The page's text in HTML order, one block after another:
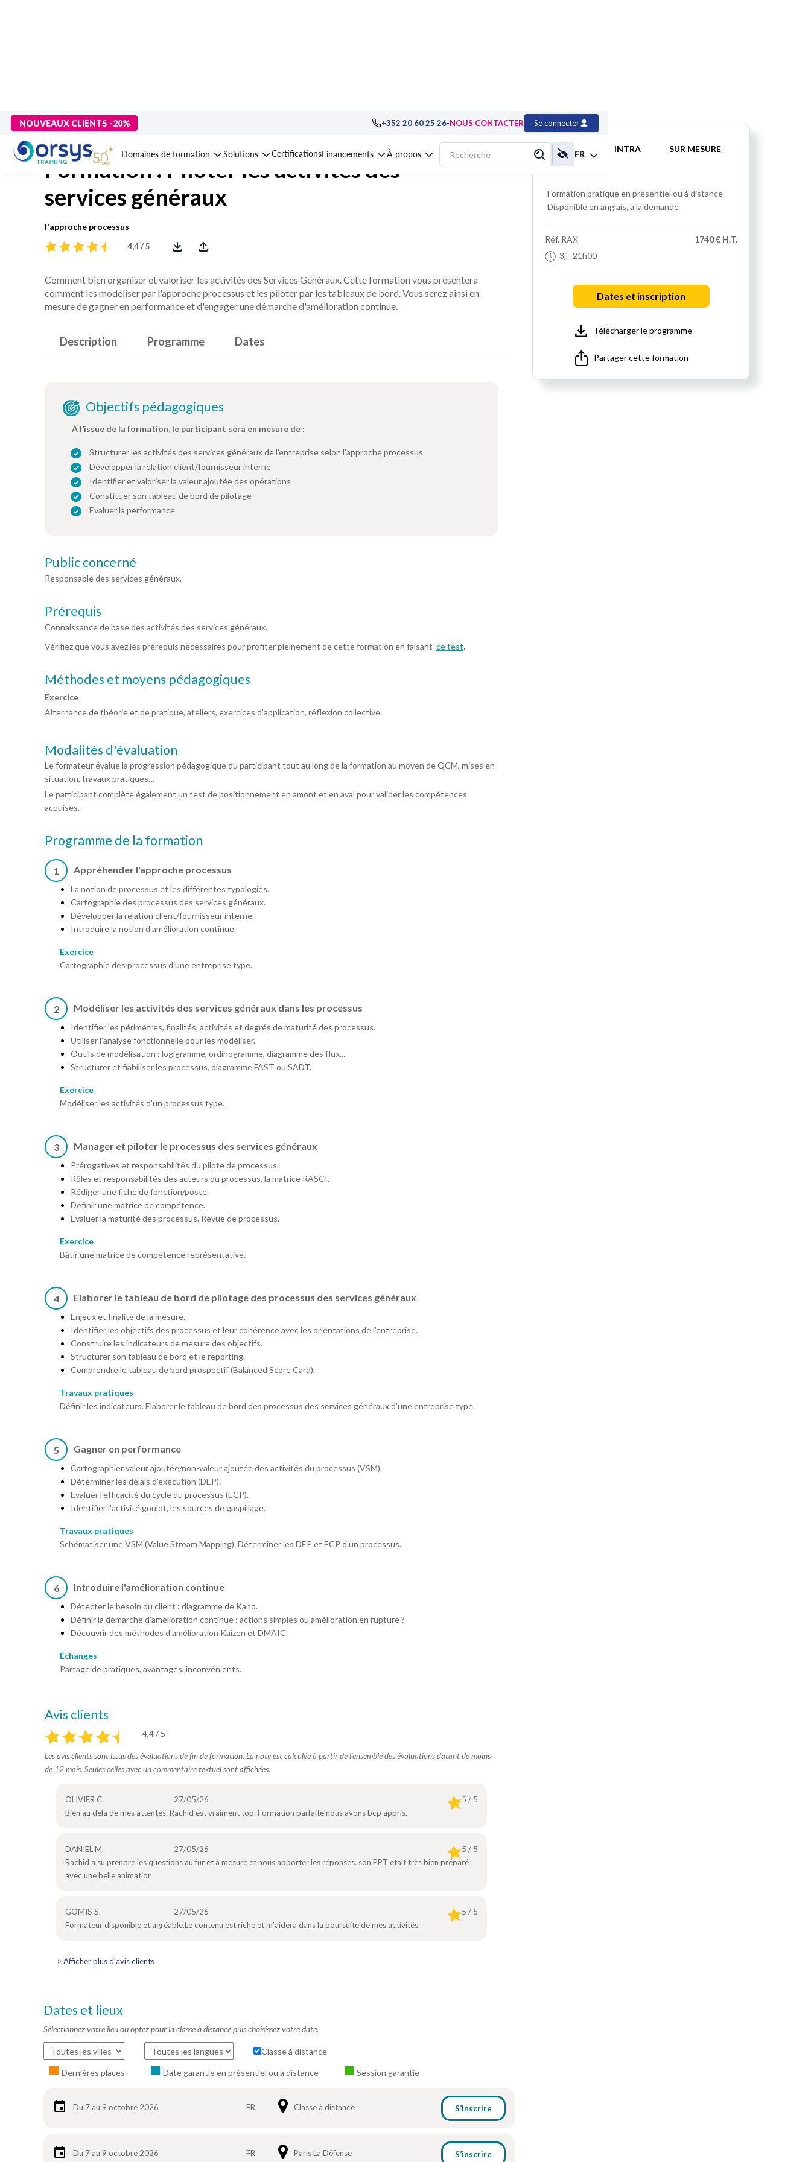
NOUVEAUX CLIENTS -20% +352 20 60 25 26-NOUS CONTACTER Se connecter
Domaines de formation Solutions CertificationsFinancements À propos FR
> Formations>Compétences métiers Formation Piloter les activités des services généraux
Formation : Piloter les activités des
services généraux
l'approche processus
4,4 / 5
INTER INTRA SUR MESURE
Formation pratique en présentiel ou à distance
Disponible en anglais, à la demande
Réf. RAX
3j - 21h00
1740 € H.T.
Dates et inscription
Télécharger le programme
Partager cette formation
Comment bien organiser et valoriser les activités des Services Généraux. Cette formation vous présentera
comment les modéliser par l'approche processus et les piloter par les tableaux de bord. Vous serez ainsi en
mesure de gagner en performance et d'engager une démarche d'amélioration continue.
Description Programme Dates
Objectifs pédagogiques
À l’issue de la formation, le participant sera en mesure de :
Structurer les activités des services généraux de l'entreprise selon l'approche processus
Développer la relation client/fournisseur interne
Identifier et valoriser la valeur ajoutée des opérations
Constituer son tableau de bord de pilotage
Evaluer la performance
Public concerné
Responsable des services généraux.
Prérequis
Connaissance de base des activités des services généraux.
Vérifiez que vous avez les prérequis nécessaires pour profiter pleinement de cette formation en faisant ce test.
Méthodes et moyens pédagogiques
Exercice
Alternance de théorie et de pratique, ateliers, exercices d'application, réflexion collective.
Modalités d'évaluation
Le formateur évalue la progression pédagogique du participant tout au long de la formation au moyen de QCM, mises en
situation, travaux pratiques…
Le participant complète également un test de positionnement en amont et en aval pour valider les compétences
acquises.
Programme de la formation
1 Appréhender l'approche processus
La notion de processus et les différentes typologies.
Cartographie des processus des services généraux.
Développer la relation client/fournisseur interne.
Introduire la notion d'amélioration continue.
Exercice
Cartographie des processus d'une entreprise type.
2 Modéliser les activités des services généraux dans les processus
Identifier les périmètres, finalités, activités et degrés de maturité des processus.
Utiliser l'analyse fonctionnelle pour les modéliser.
Outils de modélisation : logigramme, ordinogramme, diagramme des flux...
Structurer et fiabiliser les processus, diagramme FAST ou SADT.
Exercice
Modéliser les activités d'un processus type.
3 Manager et piloter le processus des services généraux
Prérogatives et responsabilités du pilote de processus.
Rôles et responsabilités des acteurs du processus, la matrice RASCI.
Rédiger une fiche de fonction/poste.
Définir une matrice de compétence.
Evaluer la maturité des processus. Revue de processus.
Exercice
Bâtir une matrice de compétence représentative.
4 Elaborer le tableau de bord de pilotage des processus des services généraux
Enjeux et finalité de la mesure.
Identifier les objectifs des processus et leur cohérence avec les orientations de l'entreprise.
Construire les indicateurs de mesure des objectifs.
Structurer son tableau de bord et le reporting.
Comprendre le tableau de bord prospectif (Balanced Score Card).
Travaux pratiques
Définir les indicateurs. Elaborer le tableau de bord des processus des services généraux d'une entreprise type.
5 Gagner en performance
Cartographier valeur ajoutée/non-valeur ajoutée des activités du processus (VSM).
Déterminer les délais d'exécution (DEP).
Evaluer l'efficacité du cycle du processus (ECP).
Identifier l'activité goulot, les sources de gaspillage.
Travaux pratiques
Schématiser une VSM (Value Stream Mapping). Déterminer les DEP et ECP d'un processus.
6 Introduire l'amélioration continue
Détecter le besoin du client : diagramme de Kano.
Définir la démarche d'amélioration continue : actions simples ou amélioration en rupture ?
Découvrir des méthodes d'amélioration Kaizen et DMAIC.
Échanges
Partage de pratiques, avantages, inconvénients.
Avis clients
4,4 / 5
Les avis clients sont issus des évaluations de fin de formation. La note est calculée à partir de l’ensemble des évaluations datant de moins
de 12 mois. Seules celles avec un commentaire textuel sont affichées.
OLIVIER C. 27/05/26
5 / 5
Bien au dela de mes attentes. Rachid est vraiment top. Formation parfaite nous avons bcp appris.
DANIEL M. 27/05/26
5 / 5
Rachid a su prendre les questions au fur et à mesure et nous apporter les réponses. son PPT etait très bien préparé
avec une belle animation
GOMIS S. 27/05/26
5 / 5
Formateur disponible et agréable.Le contenu est riche et m’aidera dans la poursuite de mes activités.
> Afficher plus d’avis clients
Dates et lieux
Sélectionnez votre lieu ou optez pour la classe à distance puis choisissez votre date.
Classe à distance
Dernières places Date garantie en présentiel ou à distance Session garantie
Du 7 au 9 octobre 2026 FR Classe à distance S’inscrire
Du 7 au 9 octobre 2026 FR Paris La Défense S’inscrire